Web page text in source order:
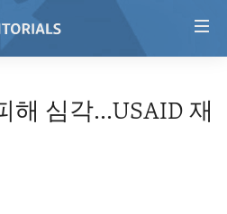
해 심각...USAID 재